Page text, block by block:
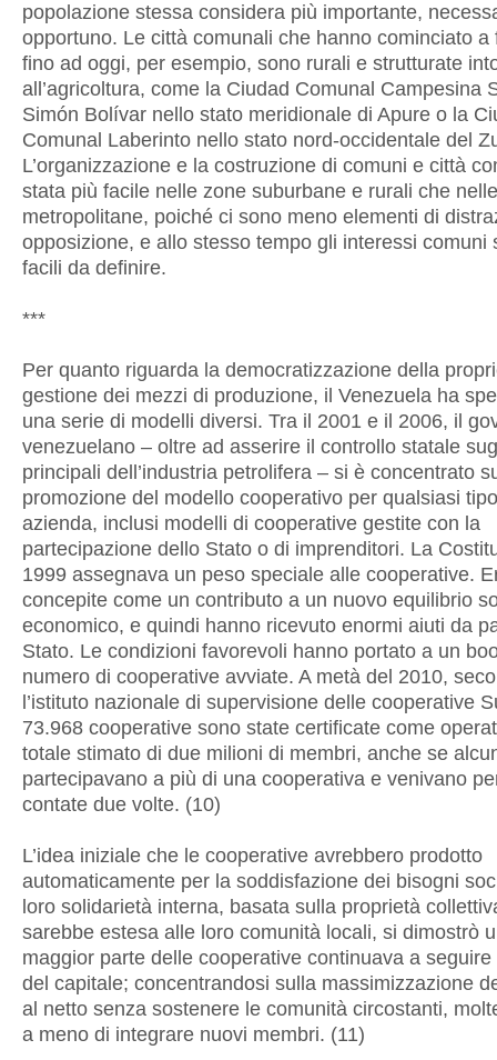
popolazione stessa considera più importante,
opportuno. Le città comunali che hanno cominciato a
fino ad oggi, per esempio, sono rurali e strutturate
all’agricoltura, come la Ciudad Comunal Campesina
Simón Bolívar nello stato meridionale di Apure o la
Comunal Laberinto nello stato nord-occidentale del
L’organizzazione e la costruzione di comuni e città
stata più facile nelle zone suburbane e rurali che
metropolitane, poiché ci sono meno elementi di
opposizione, e allo stesso tempo gli interessi comuni
facili da definire.
***
Per quanto riguarda la democratizzazione della
gestione dei mezzi di produzione, il Venezuela ha
una serie di modelli diversi. Tra il 2001 e il 2006, il
venezuelano – oltre ad asserire il controllo statale
principali dell’industria petrolifera – si è concentrato
promozione del modello cooperativo per qualsiasi
azienda, inclusi modelli di cooperative gestite con la
partecipazione dello Stato o di imprenditori. La
1999 assegnava un peso speciale alle cooperative.
concepite come un contributo a un nuovo equilibrio
economico, e quindi hanno ricevuto enormi aiuti da
Stato. Le condizioni favorevoli hanno portato a un
numero di cooperative avviate. A metà del 2010,
l’istituto nazionale di supervisione delle cooperative
73.968 cooperative sono state certificate come
totale stimato di due milioni di membri, anche se
partecipavano a più di una cooperativa e venivano
contate due volte. (10)
L’idea iniziale che le cooperative avrebbero prodotto
automaticamente per la soddisfazione dei bisogni
loro solidarietà interna, basata sulla proprietà
sarebbe estesa alle loro comunità locali, si dimostrò
maggior parte delle cooperative continuava a seguire
del capitale; concentrandosi sulla massimizzazione
al netto senza sostenere le comunità circostanti,
a meno di integrare nuovi membri. (11)